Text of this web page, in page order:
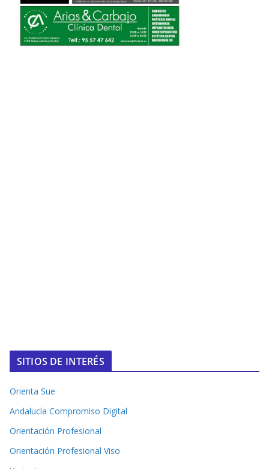
SITIOS DE INTERÉS
Orienta Sue
Andalucía Compromiso Digital
Orientación Profesional
Orientación Profesional Viso